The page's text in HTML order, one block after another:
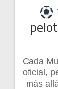
Cada
oficial,
más